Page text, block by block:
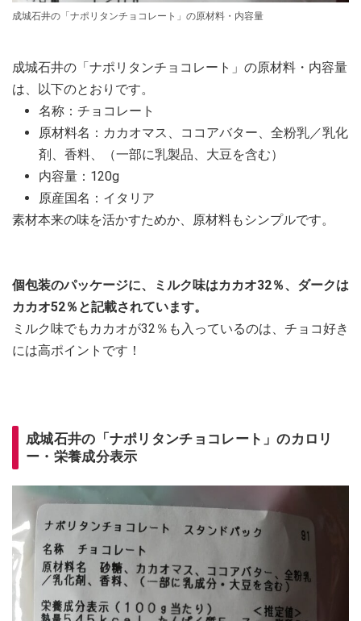
成城石井の「ナポリタンチョコレート」の原材料・内容量
成城石井の「ナポリタンチョコレート」の原材料・内容量
は、以下のとおりです。
名称：チョコレート
原材料名：カカオマス、ココアバター、全粉乳／乳化
剤、香料、（一部に乳製品、大豆を含む）
内容量：120g
原産国名：イタリア
素材本来の味を活かすためか、原材料もシンプルです。
個包装のパッケージに、ミルク味はカカオ32％、ダークは
カカオ52％と記載されています。
ミルク味でもカカオが32％も入っているのは、チョコ好き
には高ポイントです！
成城石井の「ナポリタンチョコレート」のカロリ
ー・栄養成分表示